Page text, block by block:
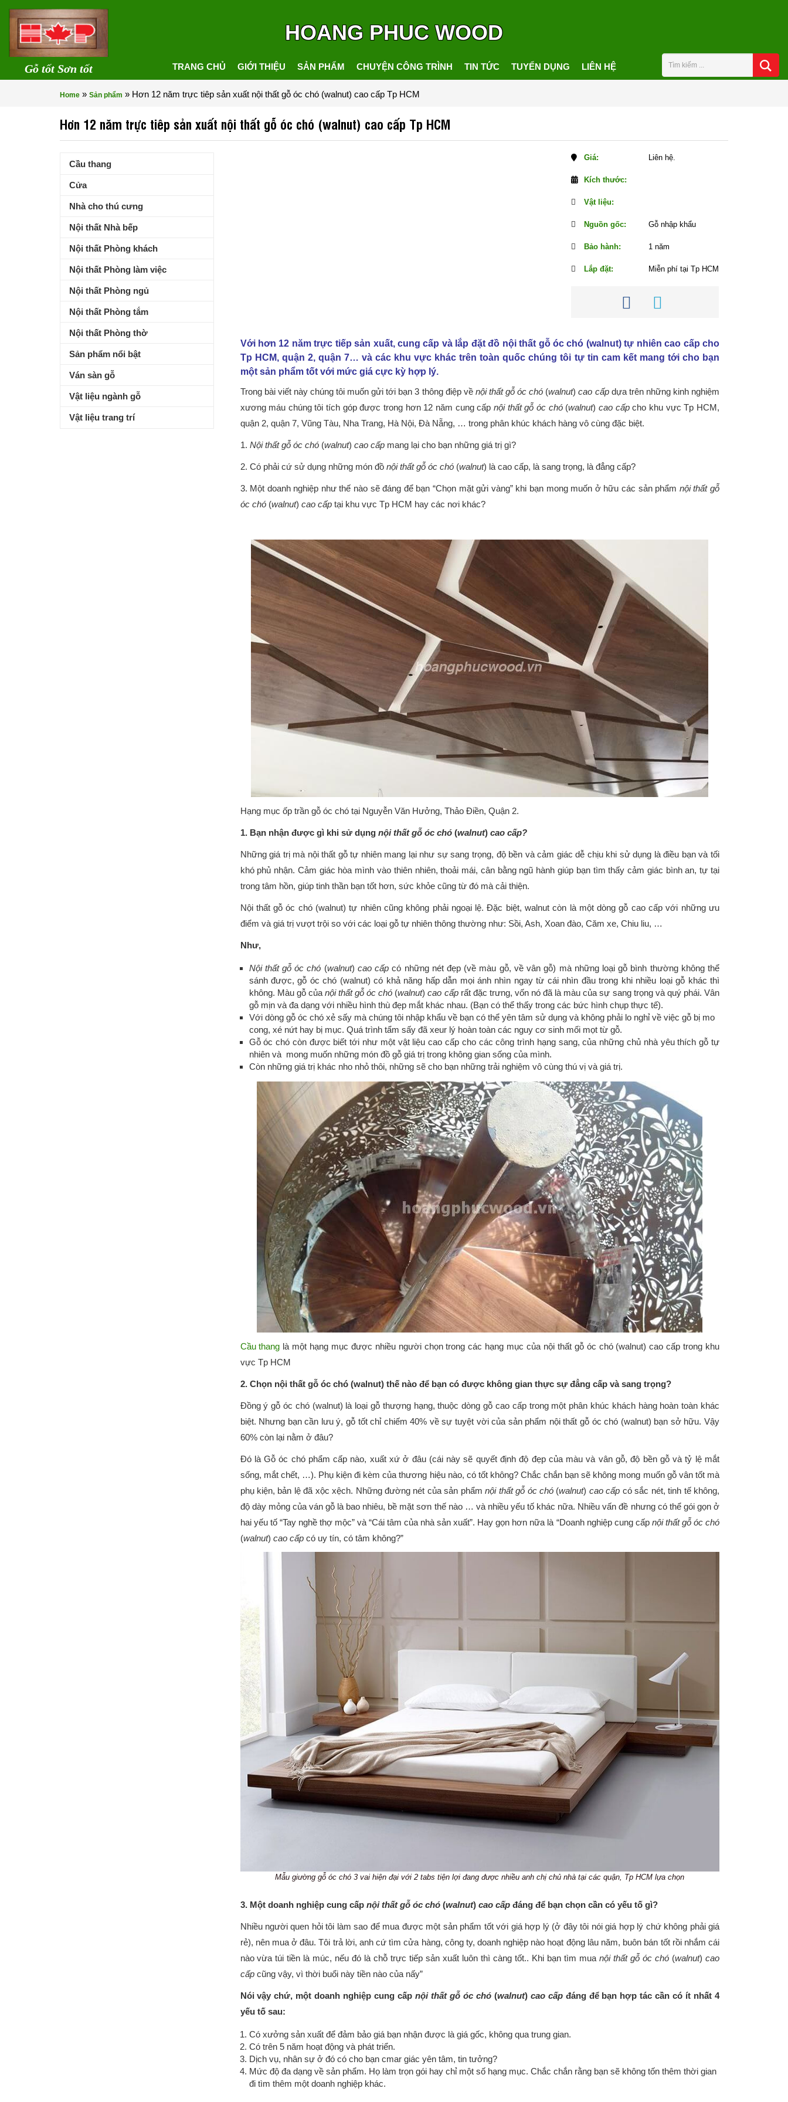
Gỗ tốt Sơn tốt
HOANG PHUC WOOD
TRANG CHỦ GIỚI THIỆU SẢN PHẨM CHUYỆN CÔNG TRÌNH TIN TỨC TUYỂN DỤNG LIÊN HỆ
Home » Sản phẩm » Hơn 12 năm trực tiêp sản xuất nội thất gỗ óc chó (walnut) cao cấp Tp HCM
Hơn 12 năm trực tiêp sản xuất nội thất gỗ óc chó (walnut) cao cấp Tp HCM
Giá: Liên hệ.
Kích thước:
Vật liệu:
Nguồn gốc: Gỗ nhập khẩu
Bảo hành: 1 năm
Lắp đặt: Miễn phí tại Tp HCM
Với hơn 12 năm trực tiếp sản xuất, cung cấp và lắp đặt đồ nội thất gỗ óc chó (walnut) tự nhiên cao cấp cho
Tp HCM, quận 2, quận 7… và các khu vực khác trên toàn quốc chúng tôi tự tin cam kết mang tới cho bạn
một sản phẩm tốt với mức giá cực kỳ hợp lý.
Trong bài viết này chúng tôi muốn gửi tới bạn 3 thông điệp về nội thất gỗ óc chó (walnut)cao cấpdựa trên những kinh nghiệm
xương máu chúng tôi tích góp được trong hơn 12 năm cung cấpnội thất gỗ óc chó(walnut)cao cấpcho khu vực Tp HCM,
quận 2, quận 7, Vũng Tàu, Nha Trang, Hà Nội, Đà Nẵng, … trong phân khúc khách hàng vô cùng đặc biệt.
1. Nội thất gỗ óc chó(walnut) cao cấpmang lại cho bạn những giá trị gì?
2. Có phải cứ sử dụng những món đồ nội thất gỗ óc chó(walnut) là cao cấp, là sang trọng, là đẳng cấp?
3. Một doanh nghiệp như thế nào sẽ đáng để bạn “Chọn mặt gửi vàng” khi bạn mong muốn ở hữu các sản phẩm nội thất gỗ
óc chó(walnut) cao cấptại khu vực Tp HCM hay các nơi khác?
Hạng mục ốp trần gỗ óc chó tại Nguyễn Văn Hưởng, Thảo Điền, Quận 2.
1. Bạn nhận được gì khi sử dụng nội thất gỗ óc chó(walnut) cao cấp?
Những giá trị mà nội thất gỗ tự nhiên mang lại như sự sang trọng, độ bền và cảm giác dễ chịu khi sử dụng là điều bạn và tối
khó phủ nhận. Cảm giác hòa mình vào thiên nhiên, thoải mái, cân bằng ngũ hành giúp bạn tìm thấy cảm giác bình an, tự tại
trong tâm hồn, giúp tinh thần bạn tốt hơn, sức khỏe cũng từ đó mà cải thiện.
Nội thất gỗ óc chó (walnut) tự nhiên cũng không phải ngoại lệ. Đặc biệt, walnut còn là một dòng gỗ cao cấp với những ưu
điểm và giá trị vượt trội so với các loại gỗ tự nhiên thông thường như: Sồi, Ash, Xoan đào, Căm xe, Chiu liu, …
Như,
Nội thất gỗ óc chó (walnut) cao cấp có những nét đẹp (về màu gỗ, về vân gỗ) mà những loại gỗ bình thường không thể
sánh được, gỗ óc chó (walnut) có khả năng hấp dẫn mọi ánh nhìn ngay từ cái nhìn đầu trong khi nhiều loại gỗ khác thì
không. Màu gỗ của nội thất gỗ óc chó (walnut)cao cấprất đặc trưng, vốn nó đã là màu của sự sang trọng và quý phái. Vân
gỗ mịn và đa dạng với nhiều hình thù đẹp mắt khác nhau. (Bạn có thể thấy trong các bức hình chụp thực tế).
Với dòng gỗ óc chó xẻ sấy mà chúng tôi nhập khẩu về bạn có thể yên tâm sử dụng và không phải lo nghỉ về việc gỗ bị mo
cong, xé nứt hay bị mục. Quá trình tẩm sấy đã xeur lý hoàn toàn các nguy cơ sinh mối mọt từ gỗ.
Gỗ óc chó còn được biết tới như một vật liệu cao cấp cho các công trình hạng sang, của những chủ nhà yêu thích gỗ tự
nhiên và mong muốn những món đồ gỗ giá trị trong không gian sống của mình.
Còn những giá trị khác nho nhỏ thôi, những sẽ cho bạn những trải nghiệm vô cùng thú vị và giá trị.
Cầu thang là một hạng mục được nhiều người chọn trong các hạng mục của nội thất gỗ óc chó (walnut) cao cấp trong khu
vực Tp HCM
2. Chọn nội thất gỗ óc chó (walnut) thế nào để bạn có được không gian thực sự đẳng cấp và sang trọng?
Đồng ý gỗ óc chó (walnut) là loại gỗ thượng hạng, thuộc dòng gỗ cao cấp trong một phân khúc khách hàng hoàn toàn khác
biệt. Nhưng bạn cần lưu ý, gỗ tốt chỉ chiếm 40% về sự tuyệt vời của sản phẩm nội thất gỗ óc chó (walnut) bạn sở hữu. Vậy
60% còn lại nằm ở đâu?
Đó là Gỗ óc chó phẩm cấp nào, xuất xứ ở đâu (cái này sẽ quyết định độ đẹp của màu và vân gỗ, độ bền gỗ và tỷ lệ mắt
sống, mắt chết, …). Phụ kiện đi kèm của thương hiệu nào, có tốt không? Chắc chắn bạn sẽ không mong muốn gỗ vân tốt mà
phụ kiện, bản lệ đã xộc xệch. Những đường nét của sản phẩmnội thất gỗ óc chó (walnut) cao cấp có sắc nét, tinh tế không,
độ dày mỏng của ván gỗ là bao nhiêu, bề mặt sơn thế nào … và nhiều yếu tố khác nữa. Nhiều vấn đề nhưng có thể gói gọn ở
hai yếu tố “Tay nghề thợ mộc” và “Cái tâm của nhà sản xuất”. Hay gọn hơn nữa là “Doanh nghiệp cung cấp nội thất gỗ óc chó
(walnut) cao cấp có uy tín, có tâm không?”
Mẫu giường gỗ óc chó 3 vai hiện đại với 2 tabs tiện lợi đang được nhiều anh chị chủ nhà tại các quận, Tp HCM lựa chọn
3. Một doanh nghiệp cung cấp nội thất gỗ óc chó(walnut) cao cấpđáng để bạn chọn cần có yếu tố gì?
Nhiều người quen hỏi tôi làm sao để mua được một sản phẩm tốt với giá hợp lý (ở đây tôi nói giá hợp lý chứ không phải giá
rẻ), nên mua ở đâu. Tôi trả lời, anh cứ tìm cửa hàng, công ty, doanh nghiệp nào hoạt động lâu năm, buôn bán tốt rồi nhắm cái
nào vừa túi tiền là múc, nếu đó là chỗ trực tiếp sản xuất luôn thì càng tốt.. Khi bạn tìm muanội thất gỗ óc chó (walnut)cao
cấpcũng vậy, vì thời buổi này tiền nào của nấy”
Nói vậy chứ, một doanh nghiệp cung cấpnội thất gỗ óc chó(walnut) cao cấpđáng để bạn hợp tác cần có ít nhất 4
yếu tố sau:
Có xưởng sản xuất để đảm bảo giá bạn nhận được là giá gốc, không qua trung gian.
Có trên 5 năm hoạt động và phát triển.
Dịch vụ, nhân sự ở đó có cho bạn cmar giác yên tâm, tin tưởng?
Mức độ đa dạng về sản phẩm. Họ làm trọn gói hay chỉ một số hạng mục. Chắc chắn rằng bạn sẽ không tốn thêm thời gian
đi tìm thêm một doanh nghiệp khác.
Cầu thang
Cửa
Nhà cho thú cưng
Nội thất Nhà bếp
Nội thất Phòng khách
Nội thất Phòng làm việc
Nội thất Phòng ngủ
Nội thất Phòng tắm
Nội thất Phòng thờ
Sản phẩm nổi bật
Ván sàn gỗ
Vật liệu ngành gỗ
Vật liệu trang trí